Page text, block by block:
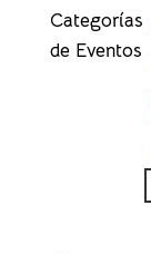
Categorías
de Eventos